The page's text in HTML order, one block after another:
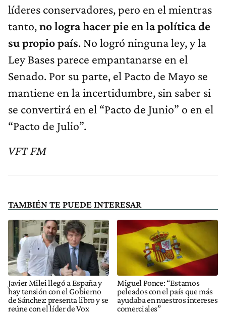
líderes conservadores, pero en el mientras
tanto,no logra hacer pie en la política de
su propio país. No logró ninguna ley, y la
Ley Bases parece empantanarse en el
Senado. Por su parte, el Pacto de Mayo se
mantiene en la incertidumbre, sin saber si
se convertirá en el “Pacto de Junio” o en el
“Pacto de Julio”.
VFT FM
TAMBIÉN TE PUEDE INTERESAR
Javier Milei llegó a España y
hay tensión con el Gobierno
de Sánchez: presenta libro y se
reúne con el líder de Vox
Miguel Ponce: “Estamos
peleados con el país que más
ayudaba en nuestros intereses
comerciales”